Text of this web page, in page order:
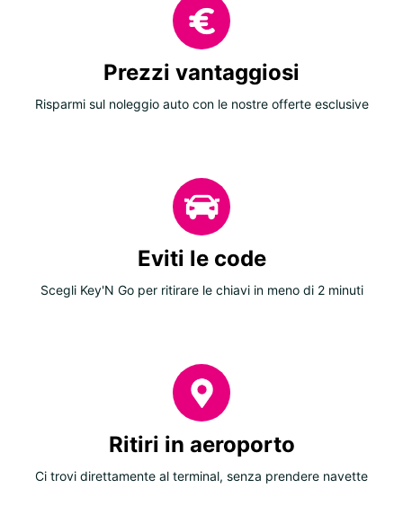
Prezzi vantaggiosi
Risparmi sul noleggio auto con le nostre offerte esclusive
Eviti le code
Scegli Key'N Go per ritirare le chiavi in meno di 2 minuti
Ritiri in aeroporto
Ci trovi direttamente al terminal, senza prendere navette